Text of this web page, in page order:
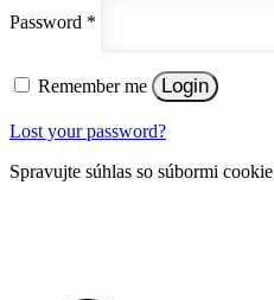
Password *
Remember me Login
Lost your password?
Spravujte súhlas so súbormi cookie